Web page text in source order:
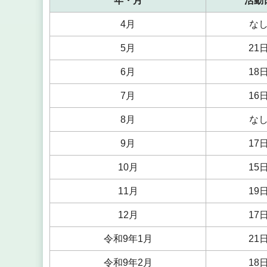
4月 なし
5月 21日
6月 18日
7月 16日
8月 なし
9月 17日
10月 15日
11月 19日
12月 17日
令和9年1月 21日
令和9年2月 18日